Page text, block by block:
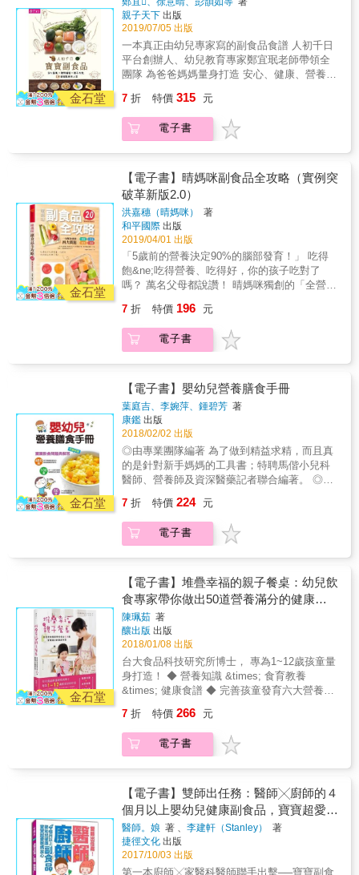
快樂成長！ 本書特色 特色1◆最權威的醫療團
隊，最堅強的營養師陣容 食物搭配學問大，營
養太多或不夠，對身體都是有害無益！本書由
任職於臺北市立聯合醫院的饒月娟、高雅群、
吳雅惠、黃雅慧四位權威營養師共同聯手，根
據孩子不同成長階段，用對方法、選對時間、
亮！ 特色2◆細心完整的說明，符合發育需求
的飲食建議 好擔心孩子營養不夠，寶寶的成長
發育正不正常？當寶寶的鐵質與鈣質攝取不足
本書特別針對不同月齡的寶寶、偏食寶寶、生
病寶寶提供最詳盡的飲食建議，讓爸媽輕鬆掌
握嬰幼兒需要的全面營養。 特色3◆方便易取
得的食材，簡單又多元的搭配方式 菜市場裡的
蔬果肉類，蘊藏寶寶需要的所有營養素。營養
師團隊特別精選56種適合寶寶食用的常見食
材，包括地瓜、南瓜、馬鈴薯、番茄、菠菜、
豆腐、紅蘿蔔、豬肉、雞肉、牛肉等，並針對
每種食材做最完整的營養說明。同時詳細列出
最佳食用時間、怎麼挑選、如何清洗、保存、
夠順利度過焦慮的副食品時期。 特色4◆100道
Q＆A完整解惑，破解副食品時期的惱人困擾 我
的寶寶應該從什麼時候開始吃副食品？不同成
有什麼小祕方，可以讓寶寶的食欲變好？在製
作寶寶的副食品時，媽媽們總會有許多的疑問
與擔憂。現在開始別擔心！這些惱人問題都可
以在本書中，獲得專業營養師團隊最完整、實
用的解答。 特色5◆從預防到照護一網打盡，
最實用的病症飲食指南 當寶寶呱呱落地的那一
刻，就是父母一連串擔憂的開始，尤其是寶寶
本書整理出幾種嬰幼兒時期最常遇到的疾病或
不適症狀，包括感冒、發燒、過敏、腹瀉、便
秘、咳嗽等，提供爸媽初步判斷症狀、照顧與
健康、重拾笑容。
到的食物營養、大腦與神經刺激、肌膚接觸、
愛與陪伴 在在型塑了寶寶的大腦發展，奠定一
生的良好成長基礎。 有效掌握食育發段四階
段，建立正向飲食習慣， 培養寶寶與食物的親
密關係，從副食品階段就應該開始。 你常為了
副食品傷腦筋嗎？ 好不容易做好了副食品，卻
已累翻，自己的餐點卻還沒著落？ 定時定量的
鄭宜珉老師介紹食育的四個階段，帶著爸媽認
識每個階段不同的飲食需求， 同時建立「人初
千日」所需的四大教養智能， 才能幫助孩子未
來漫長「吃的人生」中， 找出適合自己的飲食
內容和方式，並對日新月異的飲食環境保有彈
性。 從喝奶漸漸轉向副食品食，斷奶和離乳的
正確觀念你真的了解嗎？ 副食品的重要與準備
方向你都清楚嗎？ 從食材挑選重點、食物呈現
的方式、烹煮注意事項、各種食材營養素、備
食的小工具以及什麼樣的食物容易果敏等，都
是非常重要的觀念。
金石堂
親子天下 出版
2019/07/05 出版
一本真正由幼兒專家寫的副食品食譜 人初千日
平台創辦人、幼兒教育專家鄭宜珉老師帶領全
團隊 為爸爸媽媽量身打造 安心、健康、營養、
備餐：提供一次下廚，以同一批食材，就能同
時完成大人與寶寶餐點的妙法 簡單上手：每道
料理皆附材料圖及步驟圖，清楚說明不NG，新
建議 寶寶的發育不能等， 從受胎開始的第一個
1000天，是為「人初千日」， 這期間中所接受
到的食物營養、大腦與神經刺激、肌膚接觸、
愛與陪伴 在在型塑了寶寶的大腦發展，奠定一
生的良好成長基礎。 有效掌握食育發段四階
段，建立正向飲食習慣， 培養寶寶與食物的親
密關係，從副食品階段就應該開始。 你常為了
副食品傷腦筋嗎？ 好不容易做好了副食品，卻
已累翻，自己的餐點卻還沒著落？ 定時定量的
「吃」就是好嗎？什麼才是最完美的「吃」？
識每個階段不同的飲食需求， 同時建立「人初
千日」所需的四大教養智能， 才能幫助孩子未
來漫長「吃的人生」中， 找出適合自己的飲食
性。 從喝奶漸漸轉向副食品食，斷奶和離乳的
正確觀念你真的了解嗎？ 副食品的重要與準備
方向你都清楚嗎？ 從食材挑選重點、食物呈現
的方式、烹煮注意事項、各種食材營養素、備
食的小工具以及什麼樣的食物容易果敏等，都
是非常重要的觀念。
7 折 特價 315 元
電子書
金石堂
【電子書】晴媽咪副食品全攻略（實例突
破革新版2.0）
洪嘉穗（晴媽咪）
著
和平國際 出版
2019/04/01 出版
「5歲前的營養決定90%的腦部發育！」 吃得
飽&ne;吃得營養、吃得好，你的孩子吃對了
嗎？ 萬名父母都說讚！ 晴媽咪獨創的「全營養
始為寶寶的未來扎根！ 【本書兩大重點】
Point 1：孩子的睡眠、作息、飲息及情緒是彼
此相關連的 Point 2：副食品時間雖短，卻是養
連的 人體自有生理時鐘，只要按照一定的規
律，即可順利養成孩子良好作息； 作息規律的
孩子擁有充足的安全感， 反應在生活上則是睡
得飽、吃得好，自然身體健康、情緒好。
▶▶▶作息規律十分重要，養成習慣並不難 本
書作者以10多年教育經驗＋上萬名父母育兒諮
詢經驗， 規劃出最適合各月齡孩子作息調整方
案， 難解的「夜奶」及「生理時鐘卡住」等問
題， 也有相應解決方法可供參考。 ★Point 2：
食最重要的階段 孩子的大腦發育高峰期一生只
有一次， 5歲前是智力發展的關鍵期； 副食品
吃得好的孩子， 銜接一般食物後不挑食、不偏
食、胃口好， 營養吸收自然好。 ▶▶▶「副食
品吃得好」有兩層意思 一是「讓孩子攝取充足
的營養」， 二是「讓孩子熟悉天然食材的滋
味」。 ◤讓孩子攝取充足的營養◢ 食物泥是
「大量食材、少量水」， 一般粥品則是「少量
食材、大量水」， 在食用同等分量的情況下，
當然是食物泥能提供更多的營養。 ◤讓孩子熟
悉天然食材的滋味◢ 孩子的味蕾是清新的， 若
能及早讓他們熟悉食材原味， 日後「這也不
特色 新手爸媽製作副食品必備的觀念和祕訣，
完整全記錄！ 對大多數的新手爸媽來說，剛開
始要幫孩子準備副食品時，常常手忙腳亂，本
天食物泥的食用量等，讓孩子天天都吃得開
心，快樂成長！ 破解市面上食用副食品的各種
迷思！ 網路流傳的副食品製作百百種，但到底
哪個是正確？哪個又是錯誤？例如：豆類吃了
會脹氣！？葉菜類要去梗！？副食品要添加鹽
與油！？現在就一一為你破除各種食用副食品
7 折 特價 196 元
電子書
金石堂
【電子書】嬰幼兒營養膳食手冊
葉庭吉、李婉萍、鍾碧芳 著
康鑑 出版
2018/02/02 出版
◎由專業團隊編著 為了做到精益求精，而且真
的是針對新手媽媽的工具書；特聘馬偕小兒科
醫師、營養師及資深醫藥記者聯合編著。 ◎點
新手父母，總是擔心寶寶吃不飽、營養不夠；
針對餵養會遇到的問題，做完整且清楚的收
錄。 ◎以QA及重點加粗字提高閱讀效率 所有
握簡潔扼要的說明之外，還以重點加粗字做重
點提示，對於比較沒有時間的新手父母，可以
先從重點加粗字開始閱讀。 ◎活潑可愛的插畫
做點綴 教養書最怕就是給人嚴肅有距離感，不
好親近及閱讀，為了讓沉浸在迎接新生命的父
母感同身受，特別以活潑的小娃兒插畫貫穿整
本，賞心悅目之餘，期望的就是真的能用心閱
讀。 ◎職業媽媽都能輕鬆上手的食譜 所有食
譜，來自於擁有專業背景的前馬偕營養師李婉
萍，同樣身為新手媽媽的她，分享自己帶寶寶
限，特別在作法上，提供簡單不麻煩，而且每
一道都是寶寶需要的營養料理。食譜的區分
為：4～6、7～9、10～12個月副食品及1～3歲
需營養成份 每一道食譜，都請營養師針對嬰幼
兒列出所需的營養素，分別為熱量、醣類、蛋
白質、脂肪。 ◎料理QA點出嬰幼兒就該這麼吃
針對嬰幼兒食譜中，營養師為什麼要開這道食
譜，或是此時的寶寶需要哪些營養素等相關問
題，一一以QA做說明。
7 折 特價 224 元
電子書
金石堂
【電子書】堆疊幸福的親子餐桌：幼兒飲
食專家帶你做出50道營養滿分的健康料
理
陳珮茹 著
釀出版 出版
2018/01/08 出版
台大食品科技研究所博士， 專為1~12歲孩童量
身打造！ ◆ 營養知識 &times; 食育教養
&times; 健康食譜 ◆ 完善孩童發育六大營養
親子共作料理，養出營養均衡不挑食的健康小
孩！ 懶人烹調法，上班族媽媽也能兼顧孩子飲
食，輕鬆快速上菜！ 【台大食品科技研究所博
或嬰兒期母親飲食種類 ◆ 遺傳因素 ◆ 自然的
保護機制 如何幫助孩子不挑食？ ◆ 懷孕期開
始，母親接觸多種食物味道 ◆ 給孩子時間，實
驗發現孩童接觸一種食物8~15次才能真正接受
◆ 不刻意避開，即使孩子不吃，多看幾次後也
會漸漸接受 ◆ 鼓勵取代強迫，增加孩子對食物
7 折 特價 266 元
電子書
【電子書】雙師出任務：醫師╳廚師的４
個月以上嬰幼兒健康副食品，寶寶超愛爸
媽放心
醫師。娘 著 、李建軒（Stanley）
著
捷徑文化 出版
2017/10/03 出版
第一本廚師╳家醫科醫師聯手出擊──寶寶副食